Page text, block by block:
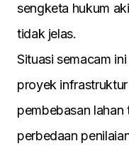
sengketa hukum
tidak jelas.
Situasi semacam
proyek
pembebasan lahan
perbedaan